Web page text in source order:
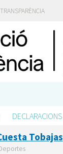
DECLARACIONS
Tobajas